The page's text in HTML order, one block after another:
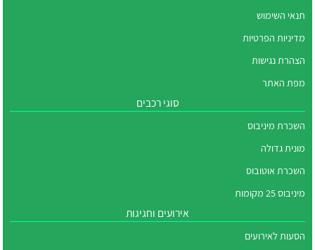
תנאי השימוש
מדיניות הפרטיות
הצהרת נגישות
מפת האתר
סוגי רכבים
השכרת מיניבוס
מונית גדולה
השכרת אוטובוס
מיניבוס 25 מקומות
אירועים וחגיגות
הסעות לאירועים